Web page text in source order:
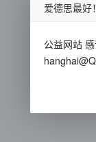
爱德思最好！
公益网站